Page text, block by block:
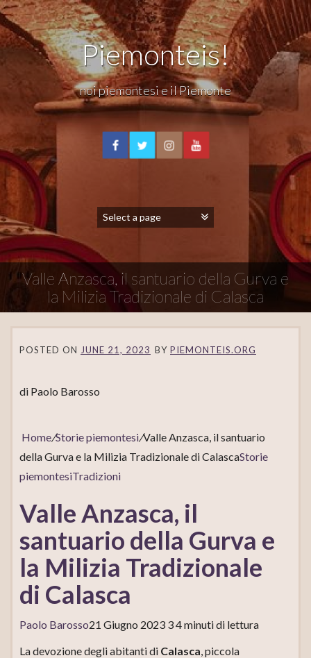
Piemonteis!
noi piemontesi e il Piemonte
Valle Anzasca, il santuario della Gurva e
la Milizia Tradizionale di Calasca
POSTED ON JUNE 21, 2023 BY PIEMONTEIS.ORG
di Paolo Barosso
Home/Storie piemontesi/Valle Anzasca, il santuario
della Gurva e la Milizia Tradizionale di CalascaStorie
piemontesiTradizioni
Valle Anzasca, il
santuario della Gurva e
la Milizia Tradizionale
di Calasca
Paolo Barosso21 Giugno 2023 3 4 minuti di lettura
La devozione degli abitanti di Calasca, piccola